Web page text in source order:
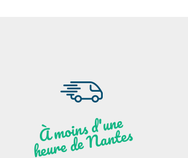
À
moi
ns
d'u
ne
heu
re
de
N
a
ntes